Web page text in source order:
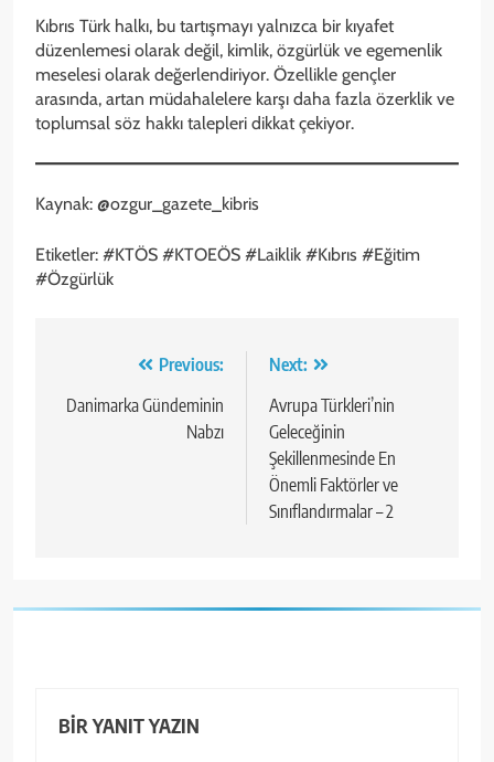
Kıbrıs Türk halkı, bu tartışmayı yalnızca bir kıyafet
düzenlemesi olarak değil, kimlik, özgürlük ve egemenlik
meselesi olarak değerlendiriyor. Özellikle gençler
arasında, artan müdahalelere karşı daha fazla özerklik ve
toplumsal söz hakkı talepleri dikkat çekiyor.
Kaynak: @ozgur_gazete_kibris
Etiketler: #KTÖS #KTOEÖS #Laiklik #Kıbrıs #Eğitim
#Özgürlük
gezinmesi
Previous:
Danimarka Gündeminin
Nabzı
Next:
Avrupa Türkleri’nin
Geleceğinin
Şekillenmesinde En
Önemli Faktörler ve
Sınıflandırmalar – 2
BIR YANIT YAZIN